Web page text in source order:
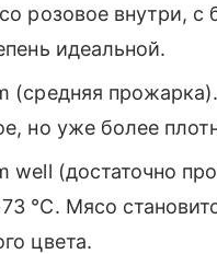
розовое внутри,
идеальной.
(средняя
но уже более
well (достаточно
°C. Мясо
цвета.